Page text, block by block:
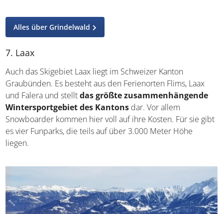
Alles über Grindelwald
7. Laax
Auch das Skigebiet Laax liegt im Schweizer Kanton
Graubünden. Es besteht aus den Ferienorten Flims, Laax
und Falera und stelltdas größte zusammenhängende
Wintersportgebiet des Kantons dar. Vor allem
Snowboarder kommen hier voll auf ihre Kosten. Für sie gibt
es vier Funparks, die teils auf über 3.000 Meter Höhe
liegen.